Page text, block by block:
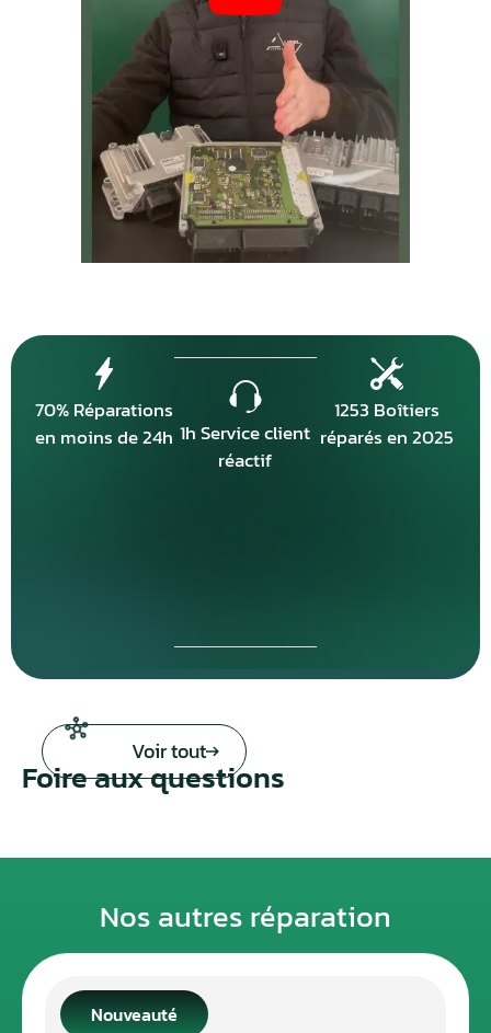
70% Réparations
en moins de 24h 1h Service client
réactif
1253 Boîtiers
réparés en 2025
Voir tout
Foire aux questions
Nos autres réparation
Nouveauté